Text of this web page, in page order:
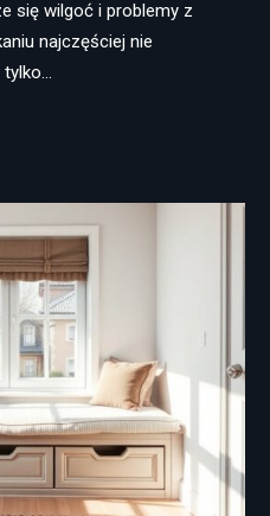
się wilgoć i problemy z
najczęściej nie
tylko…